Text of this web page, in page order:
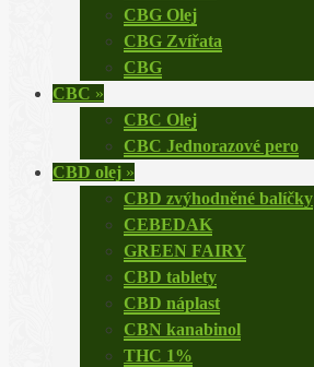
CBG Olej
CBG Zvířata
CBG
CBC »
CBC Olej
CBC Jednorazové pero
CBD olej »
CBD zvýhodněné balíčky
CEBEDAK
GREEN FAIRY
CBD tablety
CBD náplast
CBN kanabinol
THC 1%